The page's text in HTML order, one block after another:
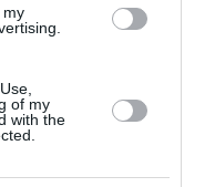
my
of my
with the
lor.
dreptul la tratament
din partea
ale oricărei țări